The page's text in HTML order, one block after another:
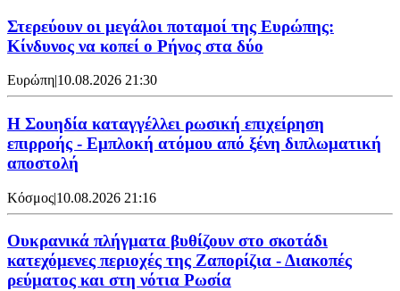
Στερεύουν οι μεγάλοι ποταμοί της Ευρώπης:
Κίνδυνος να κοπεί ο Ρήνος στα δύο
Ευρώπη|10.08.2026 21:30
Η Σουηδία καταγγέλλει ρωσική επιχείρηση
επιρροής - Εμπλοκή ατόμου από ξένη διπλωματική
αποστολή
Κόσμος|10.08.2026 21:16
Ουκρανικά πλήγματα βυθίζουν στο σκοτάδι
κατεχόμενες περιοχές της Ζαπορίζια - Διακοπές
ρεύματος και στη νότια Ρωσία